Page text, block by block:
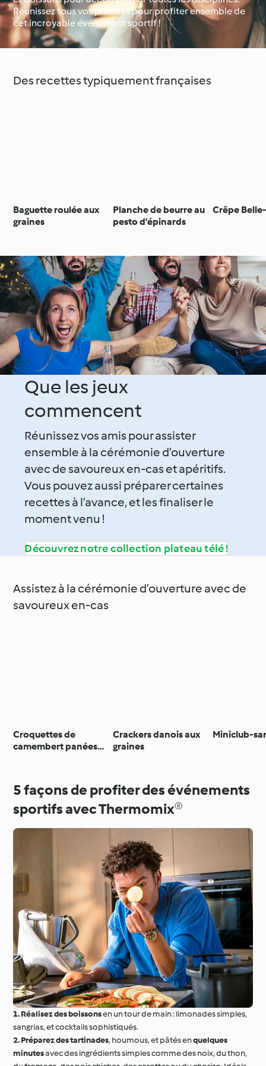
Occasions spéciales et
saisons
Autour du monde avec
Cookidoo®
Réunissez tous vos proches pour profiter ensemble de
cet incroyable événement sportif !
Des recettes typiquement françaises
Baguette roulée aux
graines
Planche de beurre au
pesto d'épinards
Crêpe
Que les jeux
commencent
Réunissez vos amis pour assister
ensemble à la cérémonie d’ouverture
avec de savoureux en-cas et apéritifs.
Vous pouvez aussi préparer certaines
recettes à l’avance, et les finaliser le
moment venu !
Découvrez notre collection plateau télé !
Assistez à la cérémonie d’ouverture avec de
savoureux en-cas
Croquettes de
camembert panées
Crackers danois aux
graines
Miniclub-
5 façons de profiter des événements
sportifs avec Thermomix®
1.Réalisez des boissonsen un tour de main : limonades simples,
sangrias, et cocktails sophistiqués.
2.Préparez des tartinades, houmous, et pâtés enquelques
minutesavec des ingrédients simples comme des noix, du thon,